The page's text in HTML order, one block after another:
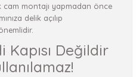
cam montajı yapmadan önce
delik açılıp
Kapısı Değildir